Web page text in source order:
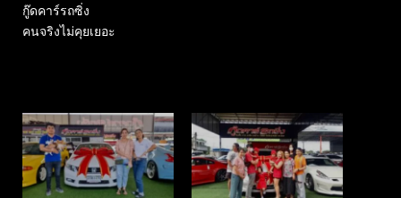
กู๊ดคาร์รถซิ่ง
คนจริงไม่คุยเยอะ